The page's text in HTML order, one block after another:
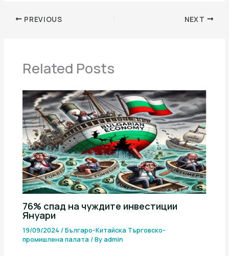
PREVIOUS NEXT
Related Posts
76% спад на чуждите инвестиции
Януари
19/09/2024/Българо-Китайска Търговско-
промишлена палaта/ Byadmin